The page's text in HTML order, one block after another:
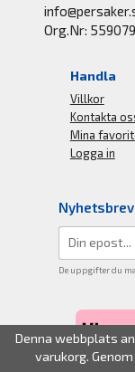
Org.Nr:
Handla
Villkor
Kontakta
Mina
Logga in
De uppgifter du
Denna webbplats
varukorg.